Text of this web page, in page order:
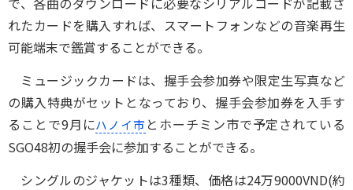
れたカードを購入すれば、スマートフォンなどの音楽再生
可能端末で鑑賞することができる。
ミュージックカードは、握手会参加券や限定生写真など
の購入特典がセットとなっており、握手会参加券を入手す
ることで9月にハノイ市 とホーチミン市で予定されている
SGO48初の握手会に参加することができる。
シングルのジャケットは3種類、価格は24万9000VND(約